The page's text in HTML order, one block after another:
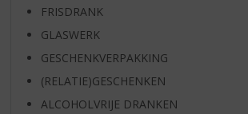
FRISDRANK
GLASWERK
GESCHENKVERPAKKING
(RELATIE)GESCHENKEN
ALCOHOLVRIJE DRANKEN